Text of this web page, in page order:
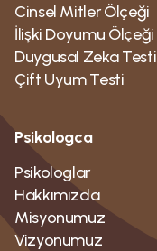
Cinsel Mitler Ölçeği
İlişki Doyumu Ölçeği
Duygusal Zeka Testi
Çift Uyum Testi
Psikologca
Psikologlar
Hakkımızda
Misyonumuz
Vizyonumuz